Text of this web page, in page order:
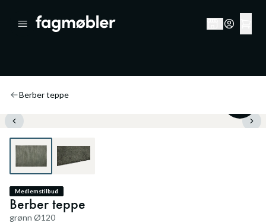
Berber teppe
Medlemstilbud
Berber teppe
grønn Ø120